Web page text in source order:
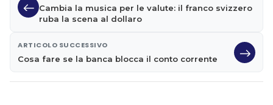
Cambia la musica per le valute: il franco svizzero
ruba la scena al dollaro
ARTICOLO SUCCESSIVO
Cosa fare se la banca blocca il conto corrente